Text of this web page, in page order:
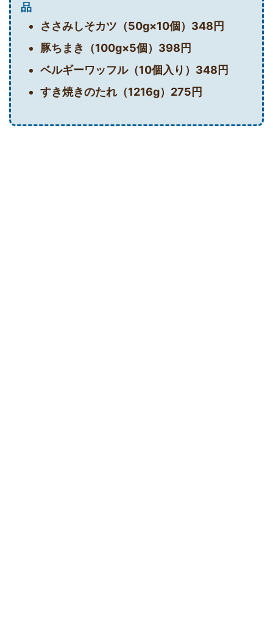
品
ささみしそカツ（50g×10個）348円
豚ちまき（100g×5個）398円
ベルギーワッフル（10個入り）348円
すき焼きのたれ（1216g）275円